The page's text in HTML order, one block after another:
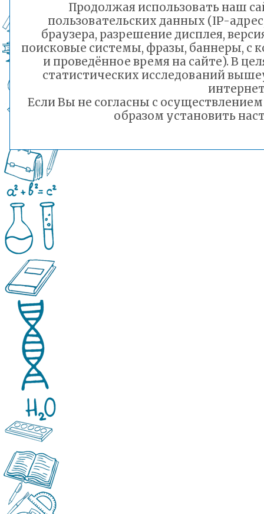
Продолжая использовать наш
пользовательских данных (IP-
браузера, разрешение дисплея,
поисковые системы, фразы, баннеры, с
и проведённое время на сайте). В
статистических исследований
Если Вы не согласны с
образом установить